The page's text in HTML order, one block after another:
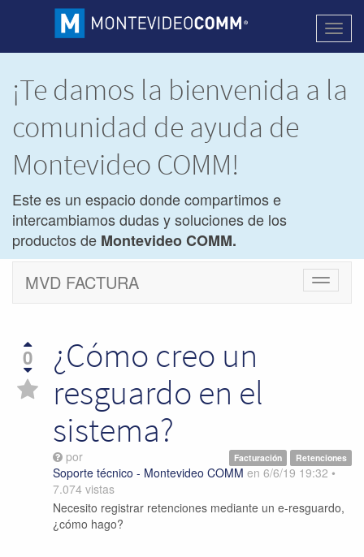
¡Te damos la bienvenida a la
comunidad de ayuda de
Montevideo COMM!
Este es un espacio donde compartimos e
intercambiamos dudas y soluciones de los
productos de Montevideo COMM.
Cambiar
MVD FACTURA
0
¿Cómo creo un
resguardo en el
sistema?
Facturación Retenciones
por
Soporte técnico - Montevideo COMM en 6/6/19 19:32 •
7.074 vistas
Necesito registrar retenciones mediante un e-resguardo,
¿cómo hago?